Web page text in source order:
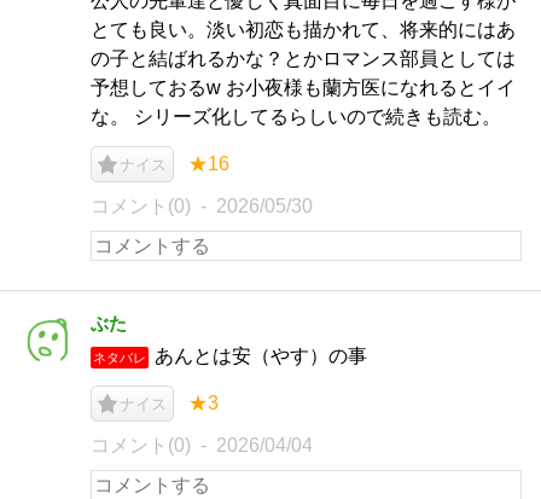
とても良い。淡い初恋も描かれて、将来的にはあ
の子と結ばれるかな？とかロマンス部員としては
予想しておるw お小夜様も蘭方医になれるとイイ
な。 シリーズ化してるらしいので続きも読む。
ナイス ★16
コメント(0) 2026/05/30
ぶた
ネタバレ あんとは安（やす）の事
ナイス ★3
コメント(0) 2026/04/04